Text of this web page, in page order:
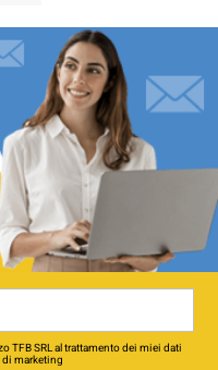
TFB SRL al trattamento dei miei dati
marketing